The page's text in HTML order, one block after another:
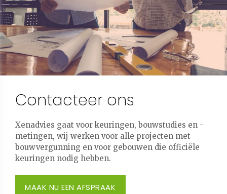
Contacteer ons
Xenadvies gaat voor keuringen, bouwstudies en -
metingen, wij werken voor alle projecten met
bouwvergunning en voor gebouwen die officiële
keuringen nodig hebben.
MAAK NU EEN AFSPRAAK